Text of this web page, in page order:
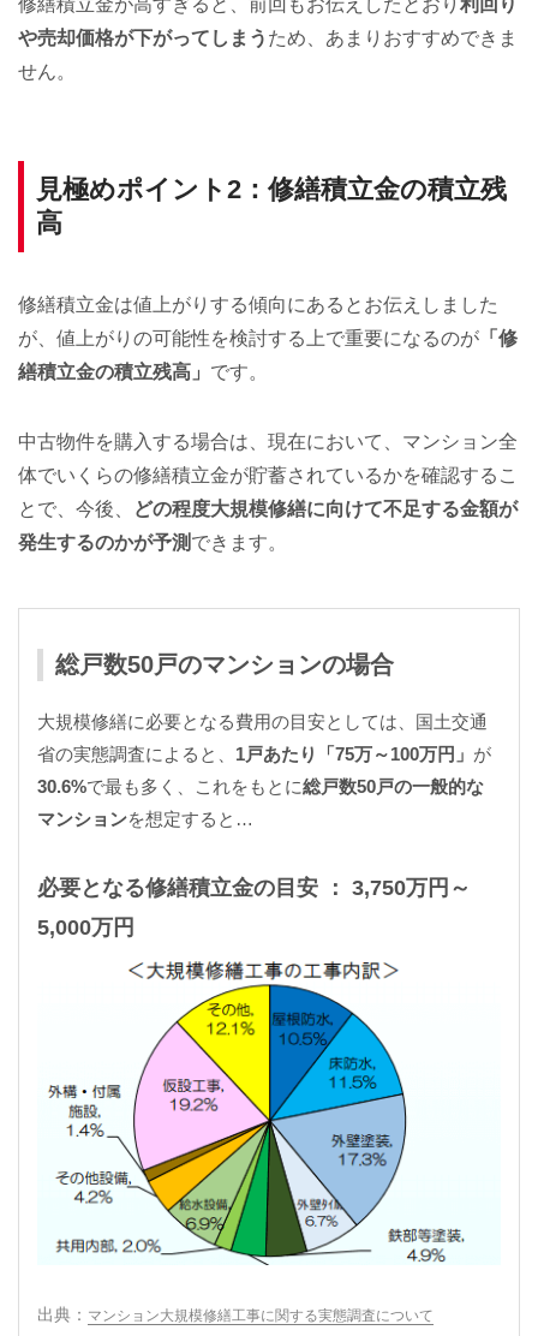
や売却価格が下がってしまう ため、あまりおすすめできま
せん。
見極めポイント2：修繕積立金の積立残
高
修繕積立金は値上がりする傾向にあるとお伝えしました
が、値上がりの可能性を検討する上で重要になるのが 「修
繕積立金の積立残高」 です。
中古物件を購入する場合は、現在において、マンション全
体でいくらの修繕積立金が貯蓄されているかを確認するこ
とで、今後、
どの程度大規模修繕に向けて不足する金額が
発生するのかが予測 できます。
総戸数50戸のマンションの場合
大規模修繕に必要となる費用の目安としては、国土交通
省の実態調査によると、 1戸あたり「75万～100万円」 が
30.6%で最も多く、これをもとに総戸数50戸の一般的な
マンションを想定すると…
必要となる修繕積立金の目安 ： 3,750万円～
5,000万円
マンション大規模修繕工事に関する実態調査について